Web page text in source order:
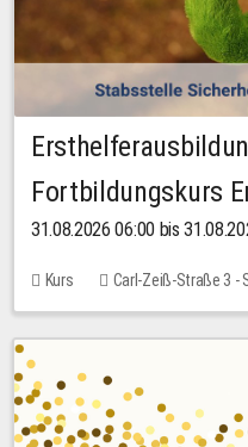
Fortbildungskurs
31.08.2026 06:00 bis
Kurs Carl-Zeiß-Straße 3 -